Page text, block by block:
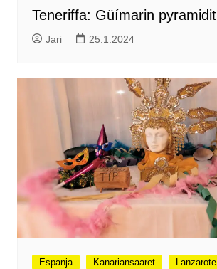
Teneriffa: Güímarin pyramidit
Jari 25.1.2024
Espanja Kanariansaaret
Lanzarote